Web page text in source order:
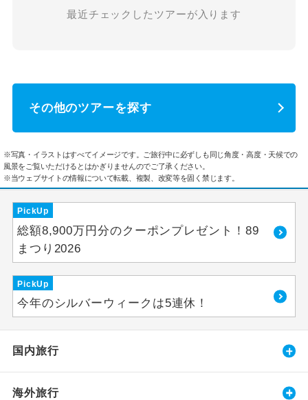
最近チェックしたツアーが入ります
その他のツアーを探す
※写真・イラストはすべてイメージです。ご旅行中に必ずしも同じ角度・高度・天候での
風景をご覧いただけるとはかぎりませんのでご了承ください。
※当ウェブサイトの情報について転載、複製、改変等を固く禁じます。
PickUp
総額8,900万円分のクーポンプレゼント！89
まつり2026
PickUp
今年のシルバーウィークは5連休！
国内旅行
海外旅行